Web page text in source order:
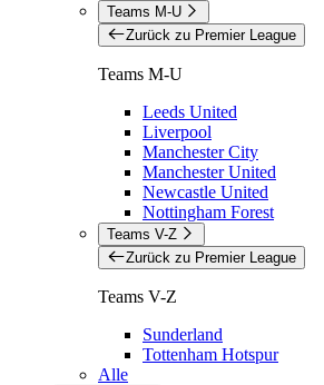
Teams M-U
Zurück zu Premier League
Teams M-U
Leeds United
Liverpool
Manchester City
Manchester United
Newcastle United
Nottingham Forest
Teams V-Z
Zurück zu Premier League
Teams V-Z
Sunderland
Tottenham Hotspur
Alle